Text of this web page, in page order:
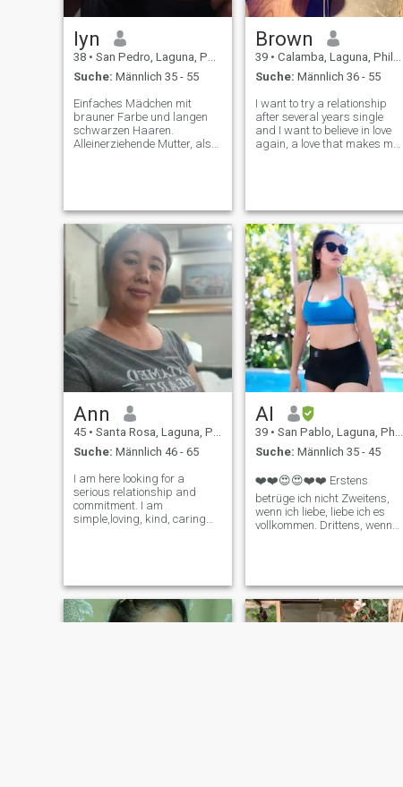
lyn
38 • San Pedro, Laguna, Philippinen
Suche: Männlich 35 - 55
Einfaches Mädchen mit
brauner Farbe und langen
schwarzen Haaren.
Alleinerziehende Mutter, also
und Katzen, liebt, fürsorglich,
scherzt und lacht, deshalb
lächle ich, ich bin freundlich.
Ich bin nicht eifersüchtig. Ich
mag Musik, Tanz,
manchmal singe ich, obwohl
meine Stimme nicht so gut ist
😂.
Brown
39 • Calamba, Laguna, Philippinen
Suche: Männlich 36 - 55
I want to try a relationship
after several years single
and I want to believe in love
again, a love that makes me
a humorous girl who likes to
m
Ann
45 • Santa Rosa, Laguna, Philippinen
Suche: Männlich 46 - 65
I am here looking for a
serious relationship and
commitment. I am
simple,loving, kind, caring
when comes to a serious
relationship. I
Al
39 • San Pablo, Laguna, Philippinen
Suche: Männlich 35 - 45
❤️❤️😍😍❤️❤️ Erstens
betrüge ich nicht Zweitens,
wenn ich liebe, liebe ich es
vollkommen. Drittens, wenn
gefälschte Konten oder Bilder
zu verwenden 😉)Ich bin
keine materialistische Frau,